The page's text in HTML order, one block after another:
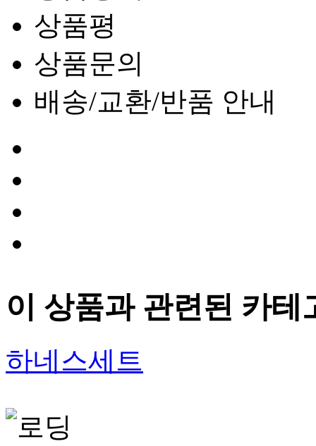
상품평
상품문의
배송/교환/반품 안내
이 상품과 관련된 카테
하네스세트